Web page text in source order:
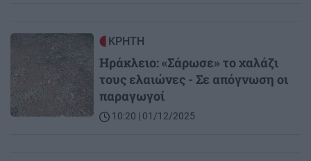
ΚΡΗΤΗ
Ηράκλειο: «Σάρωσε» το χαλάζι
τους ελαιώνες - Σε απόγνωση οι
παραγωγοί
10:20 | 01/12/2025